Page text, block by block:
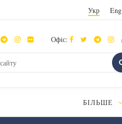
Укр Eng
Офіс:
БІЛЬШЕ